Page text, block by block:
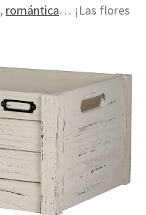
, romántica… ¡Las flores